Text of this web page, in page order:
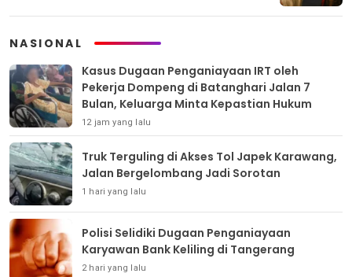
NASIONAL
Kasus Dugaan Penganiayaan IRT oleh
Pekerja Dompeng di Batanghari Jalan 7
Bulan, Keluarga Minta Kepastian Hukum
12 jam yang lalu
Truk Terguling di Akses Tol Japek Karawang,
Jalan Bergelombang Jadi Sorotan
1 hari yang lalu
Polisi Selidiki Dugaan Penganiayaan
Karyawan Bank Keliling di Tangerang
2 hari yang lalu